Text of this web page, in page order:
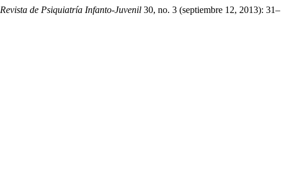
Revista de Psiquiatría Infanto-Juvenil 30, no. 3 (septiembre 12, 2013): 31–